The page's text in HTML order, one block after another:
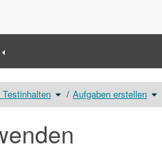
Schalte
denVerzeichnisbaum
unter
Erstellung
Aufgaben erstellen